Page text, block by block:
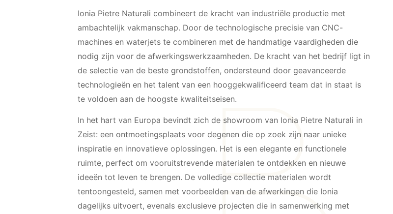
Ionia Pietre Naturali combineert de kracht van industriële productie met
ambachtelijk vakmanschap. Door de technologische precisie van CNC-
machines en waterjets te combineren met de handmatige vaardigheden die
nodig zijn voor de afwerkingswerkzaamheden. De kracht van het bedrijf ligt in
de selectie van de beste grondstoffen, ondersteund door geavanceerde
technologieën en het talent van een hooggekwalificeerd team dat in staat is
te voldoen aan de hoogste kwaliteitseisen.
In het hart van Europa bevindt zich de showroom van Ionia Pietre Naturali in
Zeist: een ontmoetingsplaats voor degenen die op zoek zijn naar unieke
inspiratie en innovatieve oplossingen. Het is een elegante en functionele
ruimte, perfect om vooruitstrevende materialen te ontdekken en nieuwe
ideeën tot leven te brengen. De volledige collectie materialen wordt
tentoongesteld, samen met voorbeelden van de afwerkingen die Ionia
dagelijks uitvoert, evenals exclusieve projecten die in samenwerking met